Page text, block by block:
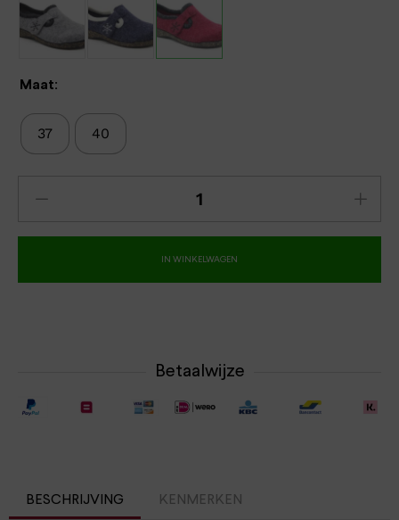
Maat:
37 40
IN WINKELWAGEN
Betaalwijze
BESCHRIJVING KENMERKEN